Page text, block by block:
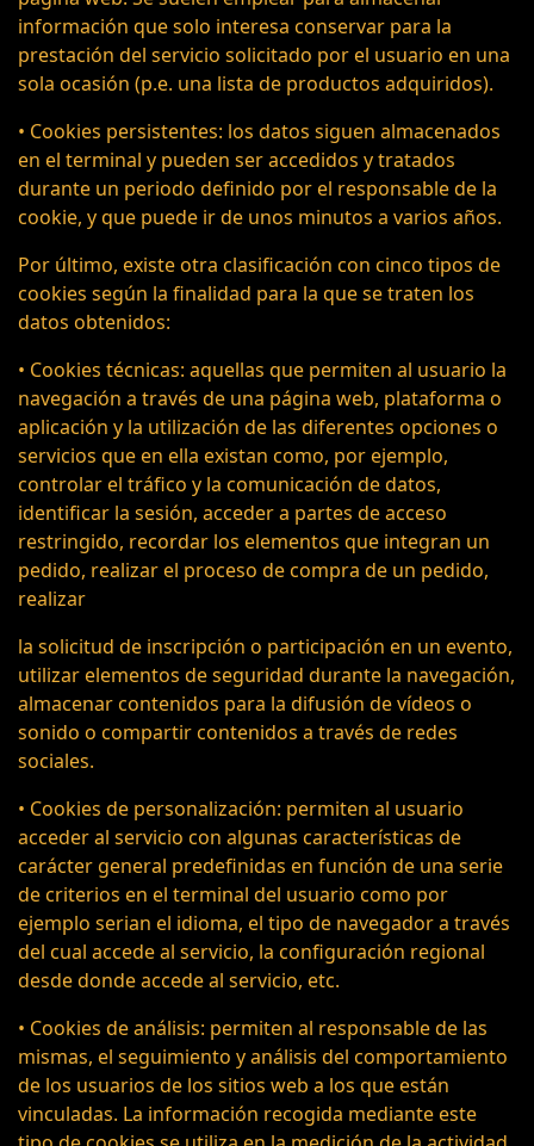
información que solo interesa conservar para la
prestación del servicio solicitado por el usuario en una
sola ocasión (p.e. una lista de productos adquiridos).
• Cookies persistentes: los datos siguen almacenados
en el terminal y pueden ser accedidos y tratados
durante un periodo definido por el responsable de la
cookie, y que puede ir de unos minutos a varios años.
Por último, existe otra clasificación con cinco tipos de
cookies según la finalidad para la que se traten los
datos obtenidos:
• Cookies técnicas: aquellas que permiten al usuario la
navegación a través de una página web, plataforma o
aplicación y la utilización de las diferentes opciones o
servicios que en ella existan como, por ejemplo,
controlar el tráfico y la comunicación de datos,
identificar la sesión, acceder a partes de acceso
restringido, recordar los elementos que integran un
pedido, realizar el proceso de compra de un pedido,
realizar
la solicitud de inscripción o participación en un evento,
utilizar elementos de seguridad durante la navegación,
almacenar contenidos para la difusión de vídeos o
sonido o compartir contenidos a través de redes
sociales.
• Cookies de personalización: permiten al usuario
acceder al servicio con algunas características de
carácter general predefinidas en función de una serie
de criterios en el terminal del usuario como por
ejemplo serian el idioma, el tipo de navegador a través
del cual accede al servicio, la configuración regional
desde donde accede al servicio, etc.
• Cookies de análisis: permiten al responsable de las
mismas, el seguimiento y análisis del comportamiento
de los usuarios de los sitios web a los que están
vinculadas. La información recogida mediante este